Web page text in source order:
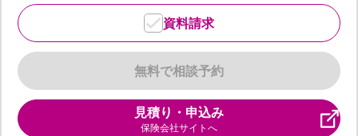
無料で相談予約
資料請求
見積り・申込み
保険会社サイトへ